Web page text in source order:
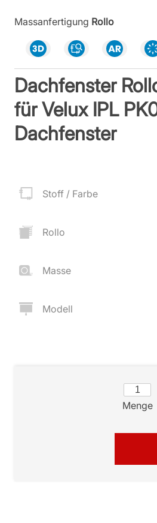
Massanfertigung Rollo
Dachfenster
für Velux IPL
Dachfenster
Stoff / Farbe
Rollo
Masse
Modell
Menge